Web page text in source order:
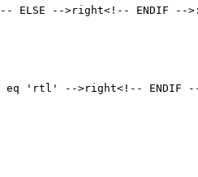
ELSE -->right<!-- ENDIF --
eq 'rtl' -->right<!-- ENDIF --